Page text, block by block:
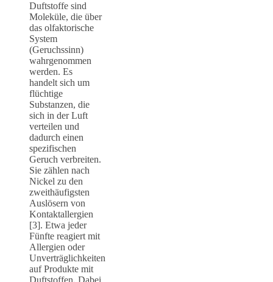
Duftstoffe sind
Moleküle, die über
das olfaktorische
System
(Geruchssinn)
wahrgenommen
werden. Es
handelt sich um
flüchtige
Substanzen, die
sich in der Luft
verteilen und
dadurch einen
spezifischen
Geruch verbreiten.
Sie zählen nach
Nickel zu den
zweithäufigsten
Auslösern von
Kontaktallergien
[3]. Etwa jeder
Fünfte reagiert mit
Allergien oder
Unverträglichkeiten
auf Produkte mit
Duftstoffen. Dabei